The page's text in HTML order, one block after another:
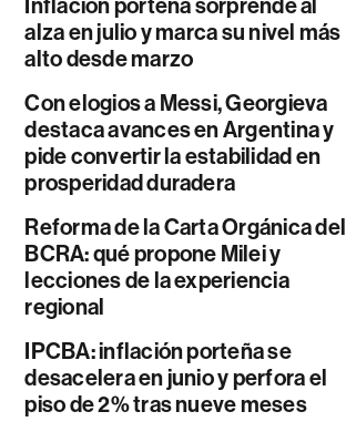
Inflación porteña sorprende al
alza en julio y marca su nivel más
alto desde marzo
Con elogios a Messi, Georgieva
destaca avances en Argentina y
pide convertir la estabilidad en
prosperidad duradera
Reforma de la Carta Orgánica del
BCRA: qué propone Milei y
lecciones de la experiencia
regional
IPCBA: inflación porteña se
desacelera en junio y perfora el
piso de 2% tras nueve meses